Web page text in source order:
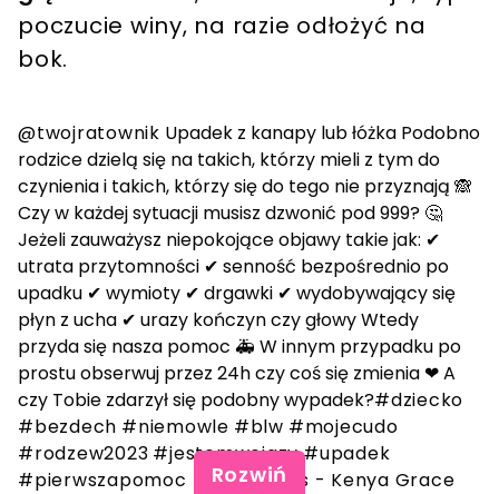
poczucie winy, na razie odłożyć na
bok.
@twojratownik Upadek z kanapy lub łóżka Podobno
rodzice dzielą się na takich, którzy mieli z tym do
czynienia i takich, którzy się do tego nie przyznają 🙈
Czy w każdej sytuacji musisz dzwonić pod 999? 🤔
Jeżeli zauważysz niepokojące objawy takie jak: ✔
utrata przytomności ✔ senność bezpośrednio po
upadku ✔ wymioty ✔ drgawki ✔ wydobywający się
płyn z ucha ✔ urazy kończyn czy głowy Wtedy
przyda się nasza pomoc 🚑 W innym przypadku po
prostu obserwuj przez 24h czy coś się zmienia ❤ A
czy Tobie zdarzył się podobny wypadek?#dziecko
#bezdech #niemowle #blw #mojecudo
#rodzew2023 #jestemwciazy#upadek
#pierwszapomoc
♬ Strangers - Kenya Grace
Rozwiń